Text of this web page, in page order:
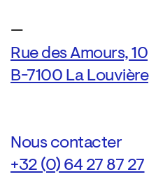
—
Rue des Amours, 10
B-7100 La Louvière
Nous contacter
+32 (0) 64 27 87 27